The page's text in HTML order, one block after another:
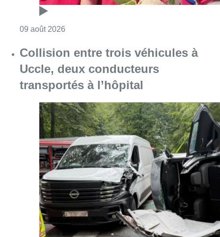
09 août 2026
Collision entre trois véhicules à
Uccle, deux conducteurs
transportés à l’hôpital